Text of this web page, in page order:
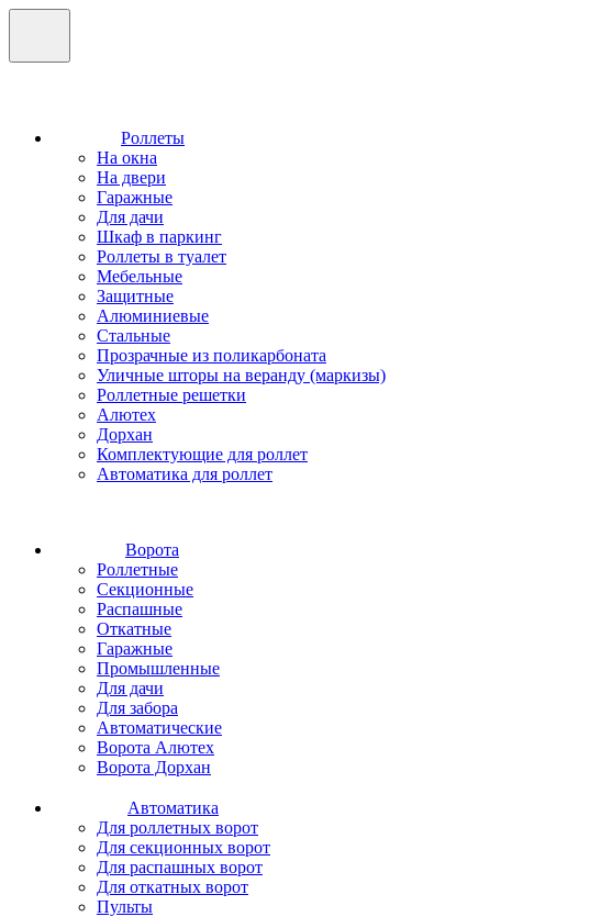
Роллеты
На окна
На двери
Гаражные
Для дачи
Шкаф в паркинг
Роллеты в туалет
Мебельные
Защитные
Алюминиевые
Стальные
Прозрачные из поликарбоната
Уличные шторы на веранду (маркизы)
Роллетные решетки
Алютех
Дорхан
Комплектующие для роллет
Автоматика для роллет
Ворота
Роллетные
Секционные
Распашные
Откатные
Гаражные
Промышленные
Для дачи
Для забора
Автоматические
Ворота Алютех
Ворота Дорхан
Автоматика
Для роллетных ворот
Для секционных ворот
Для распашных ворот
Для откатных ворот
Пульты